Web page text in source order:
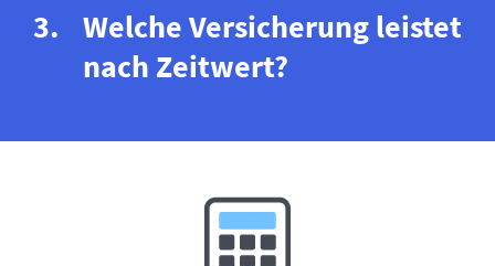
Welche Versicherung leistet
nach Zeitwert?